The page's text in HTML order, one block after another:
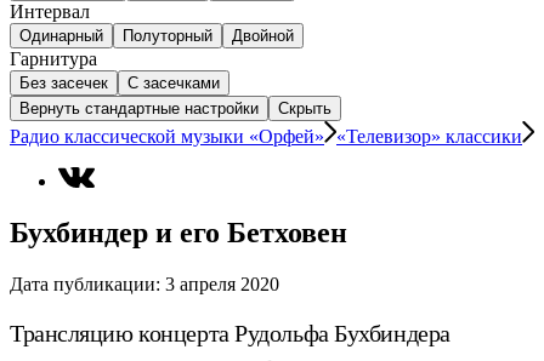
Интервал
Одинарный Полуторный Двойной
Гарнитура
Без засечек
С засечками
Вернуть стандартные настройки
Скрыть
Радио классической музыки «Орфей» «Телевизор» классики
Бухбиндер и его Бетховен
Дата публикации: 3 апреля 2020
Трансляцию концерта Рудольфа Бухбиндера